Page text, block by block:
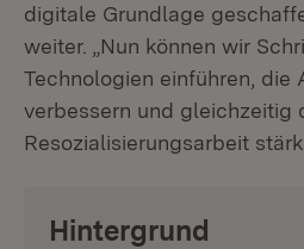
digitale Grundlage
weiter. „Nun können wir
Technologien einführen, die
verbessern und gleichzeitig
Resozialisierungsarbeit
Hintergrund